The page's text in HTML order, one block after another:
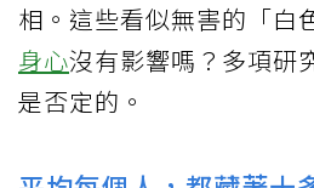
相。這些看似無害的「白
身心沒有影響嗎？多項研
是否定的。